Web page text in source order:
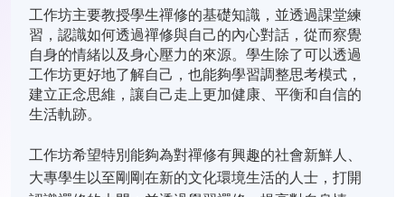
工作坊主要教授學生禪修的基礎知識，並透過課堂練
習，認識如何透過禪修與自己的內心對話，從而察覺
自身的情緒以及身心壓力的來源。學生除了可以透過
工作坊更好地了解自己，也能夠學習調整思考模式，
建立正念思維，讓自己走上更加健康、平衡和自信的
生活軌跡。
工作坊希望特別能夠為對禪修有興趣的社會新鮮人、
大專學生以至剛剛在新的文化環境生活的人士，打開